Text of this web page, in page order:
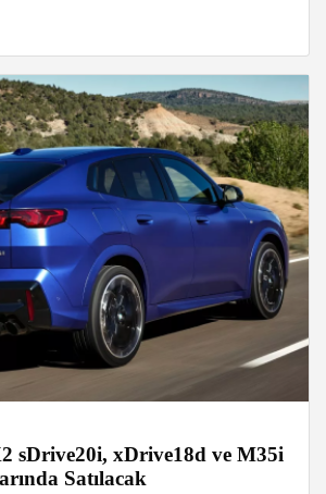
sDrive20i, xDrive18d ve M35i
Satılacak